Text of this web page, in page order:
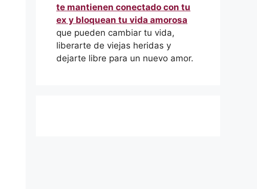
te mantienen conectado con tu
ex y bloquean tu vida amorosa
que pueden cambiar tu vida,
liberarte de viejas heridas y
dejarte libre para un nuevo amor.